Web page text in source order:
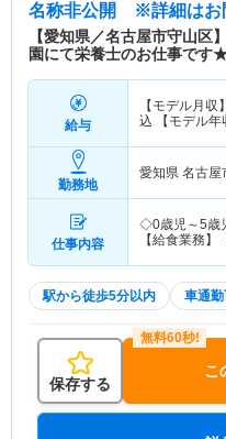
名称非公開 ※詳細はお
【愛知県／名古屋市守山区
園にて栄養士のお仕事で
給与
【モデル月収】
込 【モデル年
勤務地
愛知県 名古屋
仕事内容
◇0歳児～5歳
【給食業務
駅から徒歩5分以内 車通
保存する
こ